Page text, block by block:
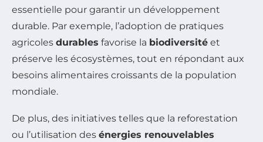
essentielle pour garantir un développement
durable. Par exemple, l’adoption de pratiques
agricoles durables favorise la biodiversité et
préserve les écosystèmes, tout en répondant aux
besoins alimentaires croissants de la population
mondiale.
De plus, des initiatives telles que la reforestation
ou l’utilisation des énergies renouvelables